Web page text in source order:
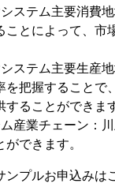
ステム主要消費
ことによって、
ステム主要生産
を把握すること
ることができま
産業チェーン：
できます。
プルお申込みは